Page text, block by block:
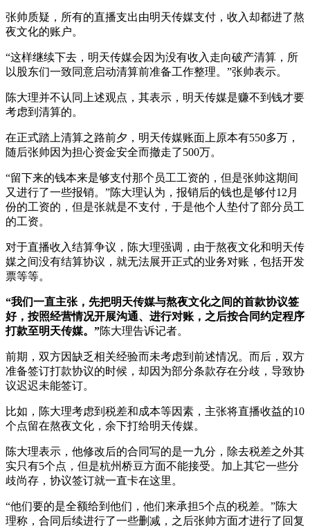
张帅质疑，所有的直播支出由明天传媒支付，收入却都进了熬
夜文化的账户。
“这样继续下去，明天传媒会因为没有收入走向破产清算，所
以股东们一致同意启动清算前准备工作整理。”张帅表示。
陈大理并不认同上述观点，其表示，明天传媒是赚不到钱才要
考虑到清算的。
在正式踏上清算之路前夕，明天传媒账面上原本有550多万，
随后张帅因为担心资金安全而撤走了500万。
“留下来的钱本来是够支付那个员工工资的，但是张帅这期间
又进行了一些报销。”陈大理认为，报销后的钱也是够付12月
份的工资的，但是张就是不支付，于是他个人垫付了部分员工
的工资。
对于直播收入结算争议，陈大理强调，由于熬夜文化和明天传
媒之间没有结算协议，就无法展开正式的业务对账，包括开发
票等等。
“我们一直主张，先把明天传媒与熬夜文化之间的首款协议签
好，按照经营情况开展沟通、进行对账，之后按合同约定程序
打款至明天传媒。”陈大理告诉记者。
前期，双方因缺乏相关经验而未考虑到前述情况。而后，双方
准备签订打款协议的时候，却因为部分条款存在分歧，导致协
议迟迟未能签订。
比如，陈大理考虑到税差和成本等因素，主张将直播收益的10
个点留在熬夜文化，余下打给明天传媒。
陈大理表示，他修改后的合同写的是一九分，除去税差之外其
实只有5个点，但是杭州桥豆方面不能接受。加上其它一些分
歧尚存，协议签订就一直卡在这里。
“他们要的是全额给到他们，他们来承担5个点的税差。”陈大
理称，合同后续进行了一些删减，之后张帅方面才进行了回复